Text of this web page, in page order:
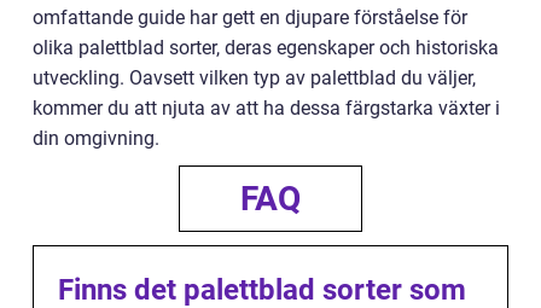
omfattande guide har gett en djupare förståelse för
olika palettblad sorter, deras egenskaper och historiska
utveckling. Oavsett vilken typ av palettblad du väljer,
kommer du att njuta av att ha dessa färgstarka växter i
din omgivning.
FAQ
Finns det palettblad sorter som